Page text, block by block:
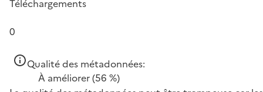
Téléchargements
0
Qualité des métadonnées:
À améliorer(56 %)